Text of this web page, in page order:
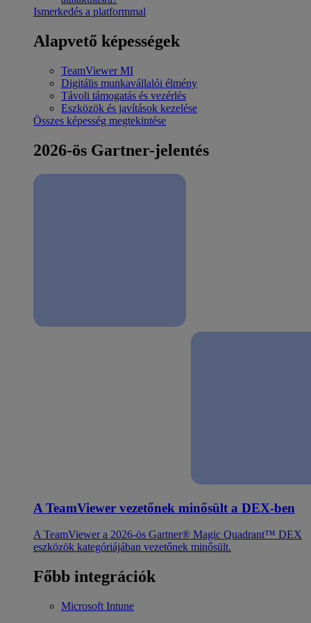
Ismerkedés a platformmal
Alapvető képességek
TeamViewer MI
Digitális munkavállalói élmény
Távoli támogatás és vezérlés
Eszközök és javítások kezelése
Összes képesség megtekintése
2026-ös Gartner-jelentés
A TeamViewer vezetőnek minősült a DEX-ben
A TeamViewer a 2026-ös Gartner® Magic Quadrant™ DEX
eszközök kategóriájában vezetőnek minősült.
Főbb integrációk
Microsoft Intune